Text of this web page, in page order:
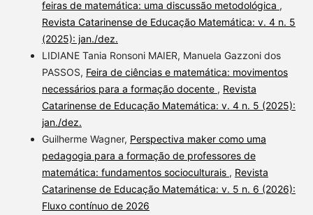
feiras de matemática: uma discussão metodológica ,
Revista Catarinense de Educação Matemática: v. 4 n. 5
(2025): jan./dez.
LIDIANE Tania Ronsoni MAIER, Manuela Gazzoni dos
PASSOS, Feira de ciências e matemática: movimentos
necessários para a formação docente , Revista
Catarinense de Educação Matemática: v. 4 n. 5 (2025):
jan./dez.
Guilherme Wagner, Perspectiva maker como uma
pedagogia para a formação de professores de
matemática: fundamentos socioculturais , Revista
Catarinense de Educação Matemática: v. 5 n. 6 (2026):
Fluxo contínuo de 2026